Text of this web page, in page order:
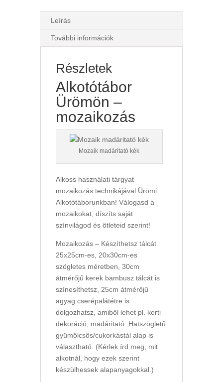
Leírás
További információk
Részletek
Alkotótábor
Ürömön –
mozaikozás
Mozaik madáritató kék
Alkoss használati tárgyat
mozaikozás technikájával Ürömi
Alkotótáborunkban! Válogasd a
mozaikokat, díszíts saját
színvilágod és ötleteid szerint!
Mozaikozás – Készíthetsz tálcát
25x25cm-es, 20x30cm-es
szögletes méretben, 30cm
átmérőjű kerek bambusz tálcát is
színesíthetsz, 25cm átmérőjű
agyag cserépalátétre is
dolgozhatsz, amiből lehet pl. kerti
dekoráció, madáritató. Hatszögletű
gyümölcsös/cukorkástál alap is
választható. (Kérlek írd meg, mit
alkotnál, hogy ezek szerint
készülhessek alapanyagokkal.)